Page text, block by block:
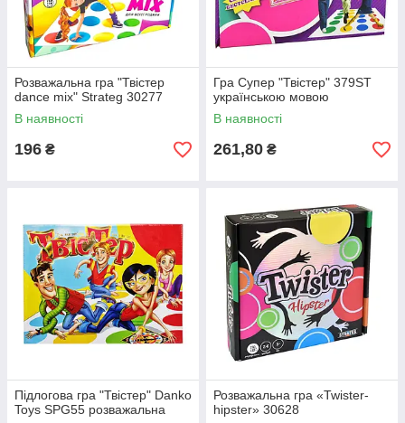
Розважальна гра "Твістер
dance mix" Strateg 30277
В наявності
196 ₴
Гра Супер "Твістер" 379ST
українською мовою
В наявності
261,80 ₴
Підлогова гра "Твістер" Danko
Toys SPG55 розважальна
Розважальна гра «Twister-
hipster» 30628